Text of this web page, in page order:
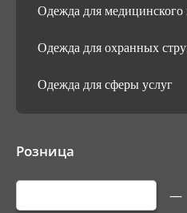
Одежда для медицинского
Одежда для охранных
Одежда для сферы услуг
Розница
—